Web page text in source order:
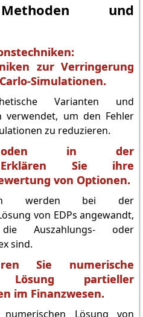
und
zur Verringerung
Simulationen.
Varianten und
verwendet, um den Fehler
zu reduzieren.
Methoden in der
Erklären Sie ihre
von Optionen.
werden bei der
von EDPs angewandt,
Auszahlungs- oder
sind.
Sie numerische
partieller
im Finanzwesen.
Lösung von